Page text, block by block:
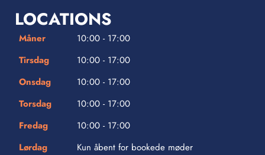
LOCATIONS
Måner
10:00 - 17:00
Tirsdag
10:00 - 17:00
Onsdag
10:00 - 17:00
Torsdag
10:00 - 17:00
Fredag
10:00 - 17:00
Lørdag
Kun åbent for bookede møder